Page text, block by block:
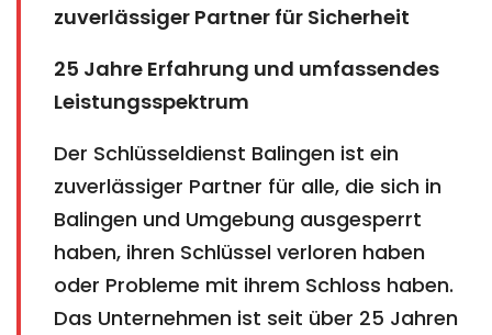
zuverlässiger Partner für Sicherheit
25 Jahre Erfahrung und umfassendes
Leistungsspektrum
Der Schlüsseldienst Balingen ist ein
zuverlässiger Partner für alle, die sich in
Balingen und Umgebung ausgesperrt
haben, ihren Schlüssel verloren haben
oder Probleme mit ihrem Schloss haben.
Das Unternehmen ist seit über 25 Jahren